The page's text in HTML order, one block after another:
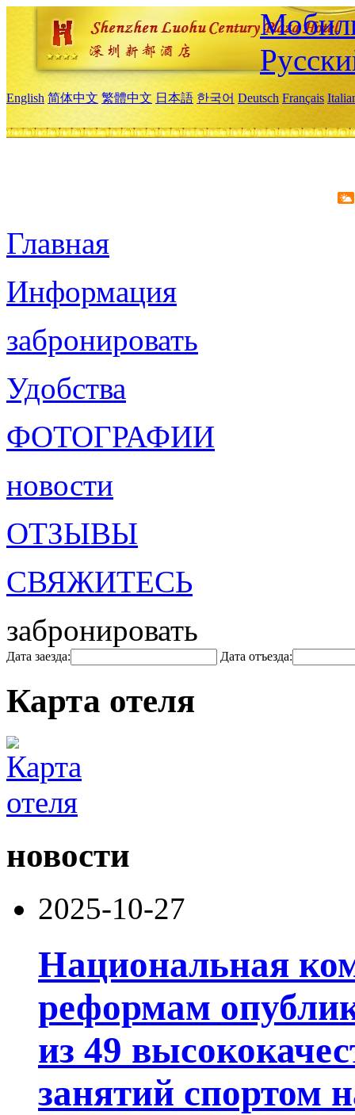
English 简体中文 繁體中文 日本語 한국어 Deutsch Français
Главная
Информация
забронировать
Удобства
ФОТОГРАФИИ
новости
ОТЗЫВЫ
СВЯЖИТЕСЬ
забронировать
Дата заезда: Дата отъезда:
Карта отеля
новости
2025-10-27
Национальная
реформам
из 49
занятий спортом